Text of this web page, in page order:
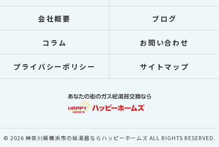
会社概要 ブログ
コラム お問い合わせ
プライバシーポリシー サイトマップ
© 2026 神奈川県横浜市の給湯器ならハッピーホームズ ALL RIGHTS RESERVED.